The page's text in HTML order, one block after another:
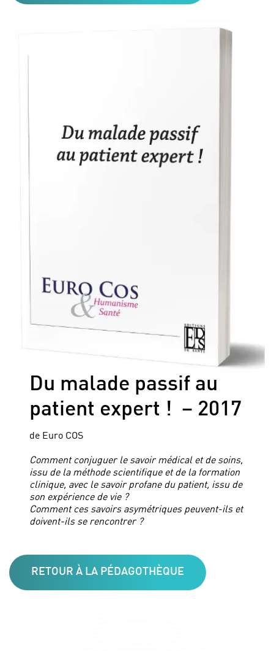
Du malade passif au
patient expert ! – 2017
de Euro COS
Comment conjuguer le savoir médical et de soins,
issu de la méthode scientifique et de la formation
clinique, avec le savoir profane du patient, issu de
son expérience de vie ?
Comment ces savoirs asymétriques peuvent-ils et
doivent-ils se rencontrer ?
RETOUR À LA PÉDAGOTHÈQUE